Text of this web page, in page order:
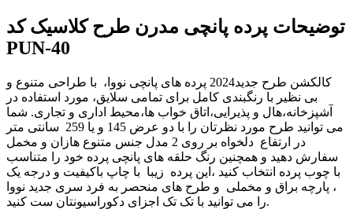
توضیحات پرده پانچی مدرن طرح کلاسیک کد
PUN-40
کالکشن طرح جدید2024 پرده های پانچی نووا، با طراحی متنوع و
بی نظیر با رنگبندی کامل برای تمامی سلایق، مورد استفاده در
آشپزخانه،هال و پذیرایی،اتاق خواب ها،محیط اداری و تجاری. شما
می توانید طرح مورد نظرتان را با دو عرض 145 و یا 259 سانتی متر
در ارتفاع دلخواه بر روی 2 مدل جنس متنوع هازان و مخمل
سفارش دهید و همچنین رنگ حلقه های پانچی پرده خود را متناسب
با چوب پرده انتخاب کنید ،این پرده زیبا با چاپ باکیفیت و درجه یک
، پارچه براق و مخملی و طرح های منحصر به فرد سری جدید نووا
را می توانید با تک تک اجزای دکوراسیونتان ست کنید.